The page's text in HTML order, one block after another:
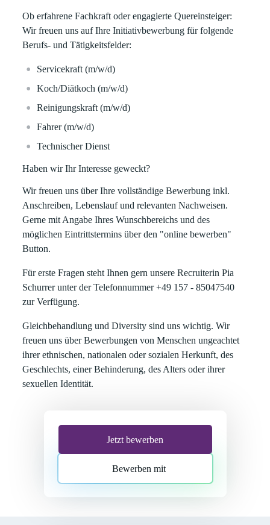
Ob erfahrene Fachkraft oder engagierte Quereinsteiger:
Wir freuen uns auf Ihre Initiativbewerbung für folgende
Berufs- und Tätigkeitsfelder:
Servicekraft (m/w/d)
Koch/Diätkoch (m/w/d)
Reinigungskraft (m/w/d)
Fahrer (m/w/d)
Technischer Dienst
Haben wir Ihr Interesse geweckt?
Wir freuen uns über Ihre vollständige Bewerbung inkl.
Anschreiben, Lebenslauf und relevanten Nachweisen.
Gerne mit Angabe Ihres Wunschbereichs und des
möglichen Eintrittstermins über den "online bewerben"
Button.
Für erste Fragen steht Ihnen gern unsere Recruiterin Pia
Schurrer unter der Telefonnummer +49 157 - 85047540
zur Verfügung.
Gleichbehandlung und Diversity sind uns wichtig. Wir
freuen uns über Bewerbungen von Menschen ungeachtet
ihrer ethnischen, nationalen oder sozialen Herkunft, des
Geschlechts, einer Behinderung, des Alters oder ihrer
sexuellen Identität.
Jetzt bewerben
Bewerben mit